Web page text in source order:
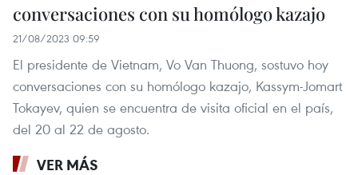
conversaciones con su homólogo kazajo
21/08/2023 09:59
El presidente de Vietnam, Vo Van Thuong, sostuvo hoy
conversaciones con su homólogo kazajo, Kassym-Jomart
Tokayev, quien se encuentra de visita oficial en el país,
del 20 al 22 de agosto.
VER MÁS